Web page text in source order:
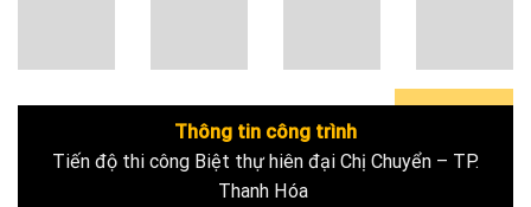
0+
Thông tin công trình
Tiến độ thi công Biệt thự hiên đại Chị Chuyển – TP.
Thanh Hóa